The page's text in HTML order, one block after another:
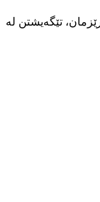
تێگەیشتن لە